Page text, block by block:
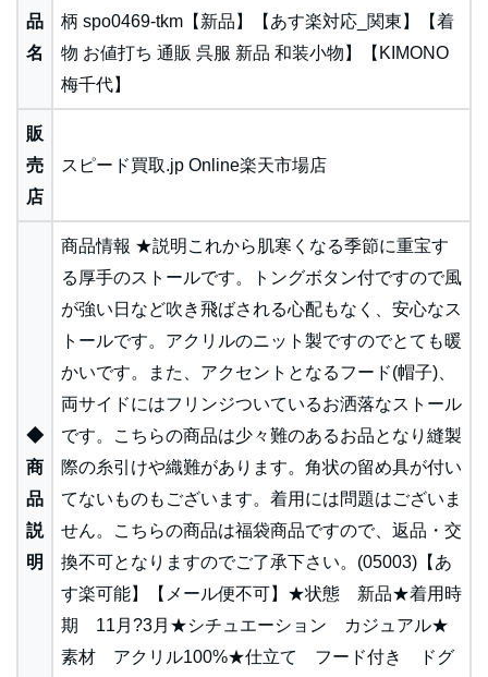
品
名
柄 spo0469-tkm【新品】【あす楽対応_関東】【着
物 お値打ち 通販 呉服 新品 和装小物】【KIMONO
梅千代】
販
売
店
スピード買取.jp Online楽天市場店
◆
商
品
説
明
商品情報 ★説明これから肌寒くなる季節に重宝す
る厚手のストールです。トングボタン付ですので風
が強い日など吹き飛ばされる心配もなく、安心なス
トールです。アクリルのニット製ですのでとても暖
かいです。また、アクセントとなるフード(帽子)、
両サイドにはフリンジついているお洒落なストール
です。こちらの商品は少々難のあるお品となり縫製
際の糸引けや織難があります。角状の留め具が付い
てないものもございます。着用には問題はございま
せん。こちらの商品は福袋商品ですので、返品・交
換不可となりますのでご了承下さい。(05003)【あ
す楽可能】【メール便不可】★状態 新品★着用時
期 11月?3月★シチュエーション カジュアル★
素材 アクリル100%★仕立て フード付き ドグ